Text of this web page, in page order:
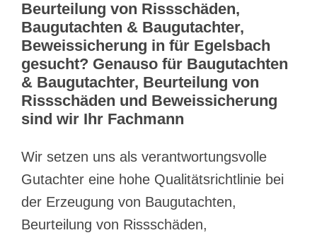
Beurteilung von Rissschäden,
Baugutachten & Baugutachter,
Beweissicherung in für Egelsbach
gesucht? Genauso für Baugutachten
& Baugutachter, Beurteilung von
Rissschäden und Beweissicherung
sind wir Ihr Fachmann
Wir setzen uns als verantwortungsvolle
Gutachter eine hohe Qualitätsrichtlinie bei
der Erzeugung von Baugutachten,
Beurteilung von Rissschäden,